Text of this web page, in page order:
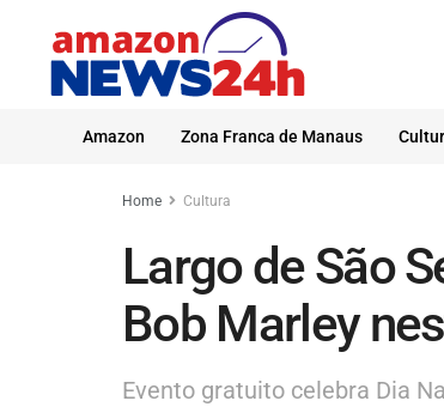
Amazon Zona Franca de Manaus
Home Cultura
Largo de São
Bob Marley
Evento gratuito celebra Dia